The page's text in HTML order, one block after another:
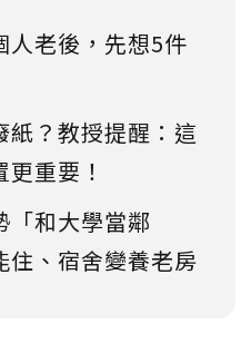
人老後，先想5件
紙？教授提醒：這
重要！
「和大學當鄰
住、宿舍變養老房